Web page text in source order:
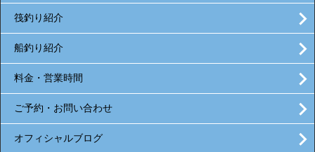
筏釣り紹介
船釣り紹介
料金・営業時間
ご予約・お問い合わせ
オフィシャルブログ